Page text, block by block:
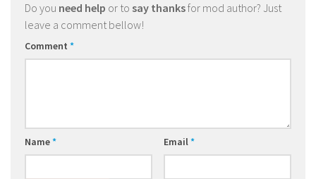
Do you need help or to say thanksfor mod author? Just
leave a comment bellow!
Comment *
Name* Email*